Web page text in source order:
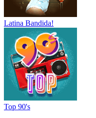
Latina Bandida!
Top 90's